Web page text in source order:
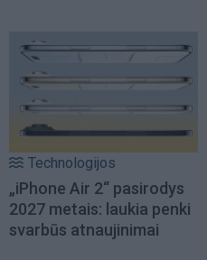
Technologijos
„iPhone Air 2“ pasirodys
2027 metais: laukia penki
svarbūs atnaujinimai